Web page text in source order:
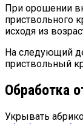
При орошении
приствольного
исходя из
На следующий
приствольный
Обработка
Укрывать